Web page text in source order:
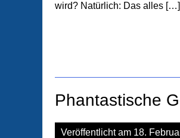
wird? Natürlich: Das alles […]
Phantastische
Veröffentlicht am 18.